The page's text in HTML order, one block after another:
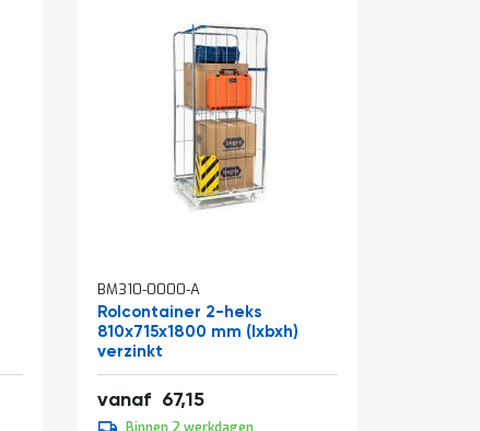
BM310-0000-A
Rolcontainer 2-heks
810x715x1800 mm (lxbxh)
verzinkt
vanaf 67,15